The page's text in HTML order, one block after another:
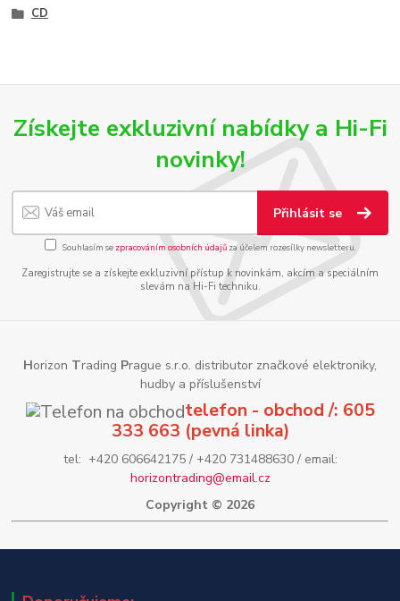
CD
Získejte exkluzivní nabídky a Hi-Fi
novinky!
Přihlásit se
Souhlasím se zpracováním osobních údajůza účelem rozesílky newsletteru.
Zaregistrujte se a získejte exkluzivní přístup k novinkám, akcím a speciálním
slevám na Hi-Fi techniku.
Horizon Trading Prague s.r.o. distributor značkové elektroniky,
hudby a příslušenství
telefon - obchod /: 605
333 663 (pevná linka)
tel: +420 606642175 / +420 731488630 / email:
horizontrading@email.cz
Copyright © 2026